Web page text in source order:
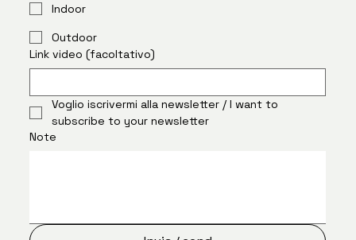
Indoor
Outdoor
Link video (facoltativo)
Voglio iscrivermi alla newsletter / I want to
subscribe to your newsletter
Note